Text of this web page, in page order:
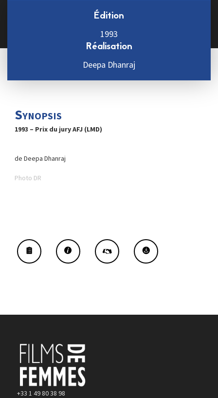
Édition
1993
Réalisation
Deepa Dhanraj
Synopsis
1993 – Prix du jury AFJ (LMD)
de Deepa Dhanraj
Photo DR
+33 1 49 80 38 98